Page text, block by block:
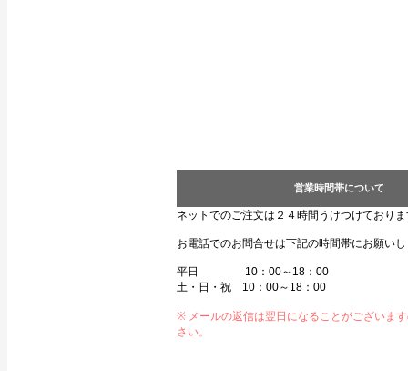
営業時間帯について
ネットでのご注文は２４時間うけつけており
お電話でのお問合せは下記の時間帯にお願い
平日 10：00～18：00
土・日・祝 10：00～18：00
※ メールの返信は翌日になることがございま
さい。